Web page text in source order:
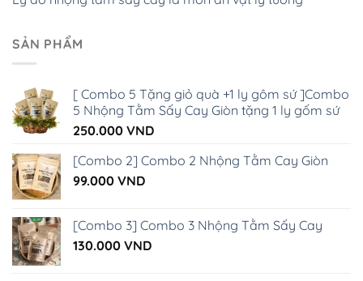
SẢN PHẨM
[ Combo 5 Tặng giỏ quà +1 ly gôm sứ ]Combo
5 Nhộng Tằm Sấy Cay Giòn tặng 1 ly gốm sứ
250.000 VND
[Combo 2] Combo 2 Nhộng Tằm Cay Giòn
99.000 VND
[Combo 3] Combo 3 Nhộng Tằm Sấy Cay
130.000 VND